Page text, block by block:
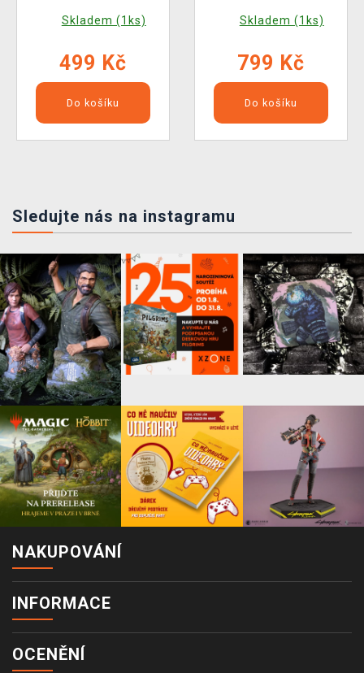
Skladem (1ks)
499 Kč
Do košíku
Skladem (1ks)
799 Kč
Do košíku
Sledujte nás na instagramu
NAKUPOVÁNÍ
INFORMACE
OCENĚNÍ